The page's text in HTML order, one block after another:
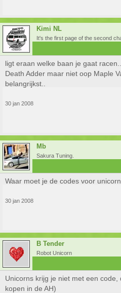
Kimi NL
It's the first page of the second
ligt eraan welke baan je gaat
Death Adder maar niet oop Maple
belangrijkst..
30 jan 2008
Mb
Sakura Tuning.
Waar moet je de codes voor
30 jan 2008
B Tender
Robot Unicorn
Unicorns krijg je niet met een
kopen in de AH)